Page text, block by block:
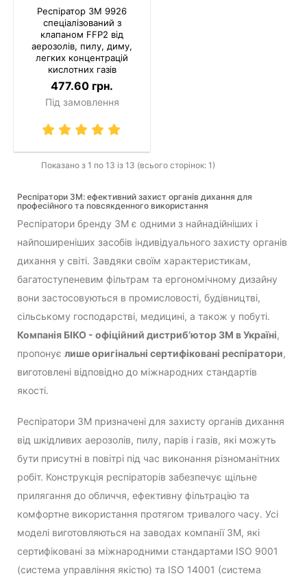
Респіратор 3M 9926
спеціалізований з
клапаном FFP2 від
аерозолів, пилу, диму,
легких концентрацій
кислотних газів
477.60 грн.
Під замовлення
Показано з 1 по 13 із 13 (всього сторінок: 1)
Респіратори 3М: ефективний захист органів дихання для
професійного та повсякденного використання
Респіратори бренду 3М є одними з найнадійніших і
найпоширеніших засобів індивідуального захисту органів
дихання у світі. Завдяки своїм характеристикам,
багатоступеневим фільтрам та ергономічному дизайну
вони застосовуються в промисловості, будівництві,
сільському господарстві, медицині, а також у побуті.
Компанія БІКО - офіційний дистриб’ютор 3М в Україні,
пропонує лише оригінальні сертифіковані респіратори,
виготовлені відповідно до міжнародних стандартів
якості.
Респіратори 3M призначені для захисту органів дихання
від шкідливих аерозолів, пилу, парів і газів, які можуть
бути присутні в повітрі під час виконання різноманітних
робіт. Конструкція респіраторів забезпечує щільне
прилягання до обличчя, ефективну фільтрацію та
комфортне використання протягом тривалого часу. Усі
моделі виготовляються на заводах компанії 3M, які
сертифіковані за міжнародними стандартами ISO 9001
(система управління якістю) та ISO 14001 (система